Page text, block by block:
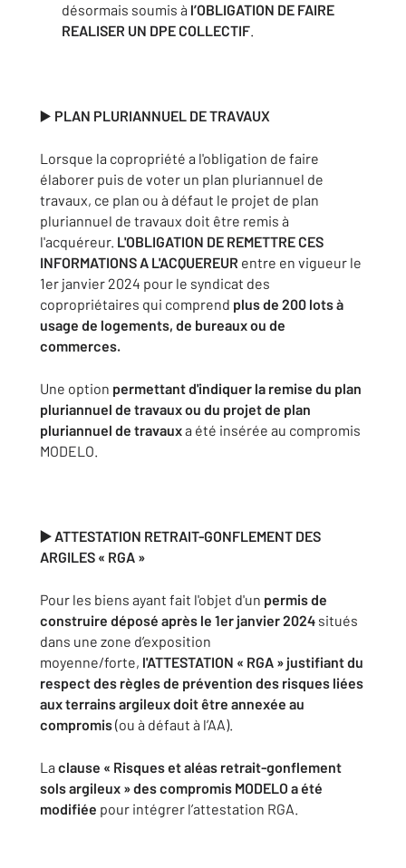
désormais soumis à l’OBLIGATION DE FAIRE
REALISER UN DPE COLLECTIF.
▶️ PLAN PLURIANNUEL DE TRAVAUX
Lorsque la copropriété a l'obligation de faire
élaborer puis de voter un plan pluriannuel de
travaux, ce plan ou à défaut le projet de plan
pluriannuel de travaux doit être remis à
l'acquéreur. L'OBLIGATION DE REMETTRE CES
INFORMATIONS A L'ACQUEREUR entre en vigueur le
1er janvier 2024 pour le syndicat des
copropriétaires qui comprend plus de 200 lots à
usage de logements, de bureaux ou de
commerces.
Une option permettant d'indiquer la remise du plan
pluriannuel de travaux ou du projet de plan
pluriannuel de travauxa été insérée au compromis
MODELO.
▶️ ATTESTATION RETRAIT-GONFLEMENT DES
ARGILES « RGA »
Pour les biens ayant fait l'objet d'un permis de
construire déposé après le 1er janvier 2024 situés
dans une zone d’exposition
moyenne/forte, l'ATTESTATION « RGA » justifiant du
respect des règles de prévention des risques liées
aux terrains argileux doit être annexée au
compromis(ou à défaut à l’AA).
La clause « Risques et aléas retrait-gonflement
sols argileux » des compromis MODELO a été
modifiée pour intégrer l’attestation RGA.